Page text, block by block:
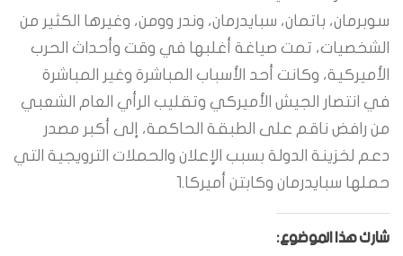
سوبرمان، باتمان، سبايدرمان، وندر وومن، وغيرها الكثير من
الشخصيات، تمت صياغة أغلبها في وقت وأحداث الحرب
الأميركية، وكانت أحد الأسباب المباشرة وغير المباشرة
في انتصار الجيش الأميركي وتقليب الرأي العام الشعبي
من رافض ناقم على الطبقة الحاكمة، إلى أكبر مصدر
دعم لخزينة الدولة بسبب الإعلان والحملات الترويجية التي
حملها سبايدرمان وكابتن أميركا.1
شارك هذا الموضوع: